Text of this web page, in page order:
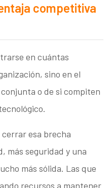
competitiva
en cuántas
sino en el
o de si compiten
cerrar esa brecha
más seguridad y una
más sólida. Las que
recursos a mantener